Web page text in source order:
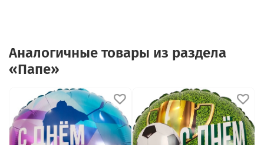
Аналогичные товары из раздела
«Папе»